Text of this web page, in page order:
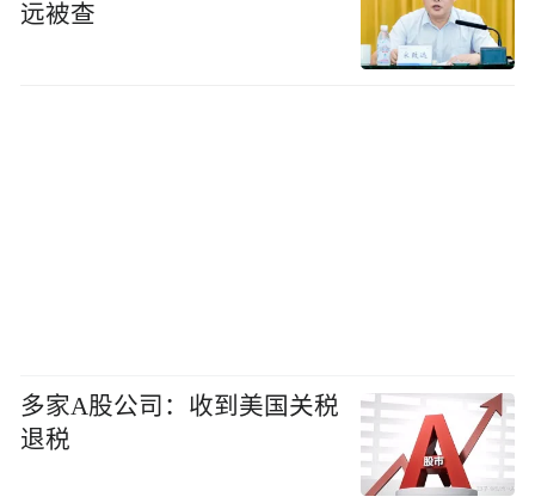
远被查
多家A股公司：收到美国关税
退税